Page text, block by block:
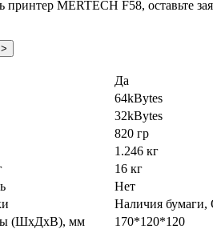
принтер MERTECH F58, оставьте
Да
64kBytes
32kBytes
820 гр
1.246 кг
16 кг
Нет
Наличия
(ШхДхВ), мм
170*120*120